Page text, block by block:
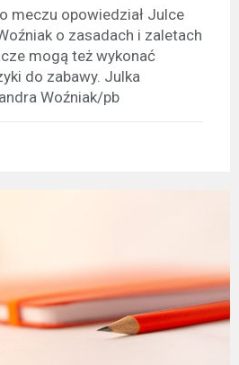
meczu opowiedział Julce
o zasadach i zaletach
mogą też wykonać
do zabawy. Julka
Woźniak/pb